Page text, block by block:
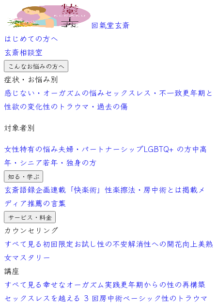
回氣堂玄斎
はじめての方へ
玄斎相談室
こんなお悩みの方へ
症状・お悩み別
感じない・オーガズムの悩みセックスレス・不一致更年期と
性欲の変化性のトラウマ・過去の傷
対象者別
女性特有の悩み夫婦・パートナーシップLGBTQ+ の方中高
年・シニア若年・独身の方
知る・学ぶ
玄斎語録企画連載「快楽術」 性楽擦法・房中術とは掲載メ
ディア推薦の言葉
サービス・料金
カウンセリング
すべて見る 初回限定お試し性の不安解消性への開花向上美熟
女マスタリー
講座
すべて見る 幸せなオーガズム実践更年期からの性の再構築
セックスレスを越える 3 回房中術ベーシック性のトラウマ